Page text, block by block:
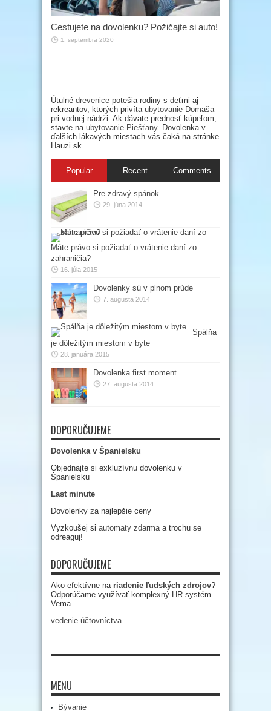
Cestujete na dovolenku? Požičajte si auto!
1. septembra 2020
Útulné drevenice potešia rodiny s deťmi aj
rekreantov, ktorých privíta ubytovanie Domaša
pri vodnej nádrži. Ak dávate prednosť kúpeľom,
stavte na ubytovanie Piešťany. Dovolenka v
ďalších lákavých miestach vás čaká na stránke
Hauzi sk.
Popular Recent Comments
Pre zdravý spánok
29. júna 2014
Máte právo si požiadať o vrátenie daní zo
zahraničia?
16. júla 2015
Dovolenky sú v plnom prúde
7. augusta 2014
Spálňa
je dôležitým miestom v byte
28. januára 2015
Dovolenka first moment
27. augusta 2014
DOPORUČUJEME
Dovolenka v Španielsku
Objednajte si exkluzívnu dovolenku v
Španielsku
Last minute
Dovolenky za najlepšie ceny
Vyzkoušej si automaty zdarma a trochu se
odreaguj!
DOPORUČUJEME
Ako efektívne na riadenie ľudských zdrojov?
Odporúčame využívať komplexný HR systém
Vema.
vedenie účtovníctva
MENU
Bývanie